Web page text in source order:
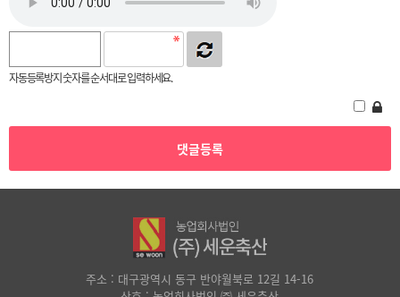
자동등록방지 숫자를 순서대로 입력하세요.
주소 : 대구광역시 동구 반야월북로 12길 14-16